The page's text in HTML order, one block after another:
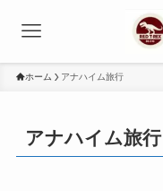
ホーム アナハイム旅行
アナハイム旅行